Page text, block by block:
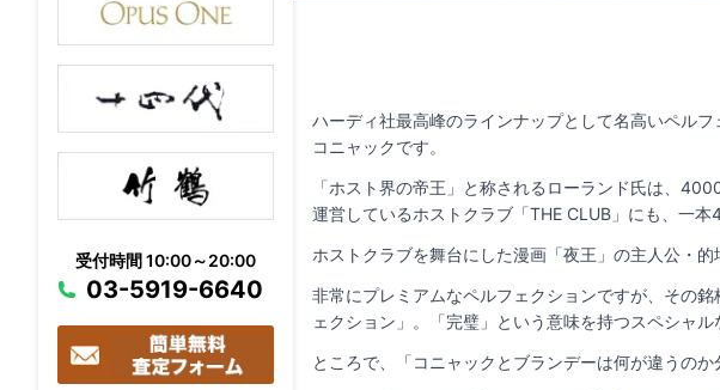
受付時間 10:00～20:00
03-5919-6640
ハーディ社最高峰のラインナップとして名高いペル
コニャックです。
「ホスト界の帝王」と称されるローランド氏は、
運営しているホストクラブ「THE CLUB」にも、一
ホストクラブを舞台にした漫画「夜王」の主人公・
非常にプレミアムなペルフェクションですが、その
ェクション」。「完璧」という意味を持つスペシャル
ところで、「コニャックとブランデーは何が違うの